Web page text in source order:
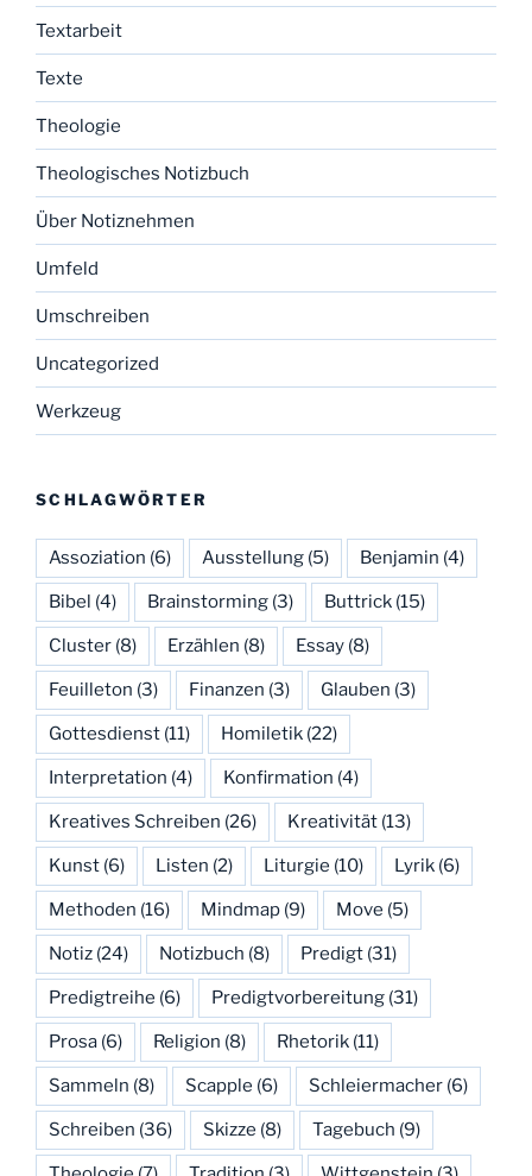
Textarbeit
Texte
Theologie
Theologisches Notizbuch
Über Notiznehmen
Umfeld
Umschreiben
Uncategorized
Werkzeug
SCHLAGWÖRTER
Assoziation (6) Ausstellung (5) Benjamin (4)
Bibel (4) Brainstorming (3) Buttrick (15)
Cluster (8) Erzählen (8) Essay (8)
Feuilleton (3) Finanzen (3) Glauben (3)
Gottesdienst (11) Homiletik (22)
Interpretation (4) Konfirmation (4)
Kreatives Schreiben (26) Kreativität (13)
Kunst (6) Listen (2) Liturgie (10) Lyrik (6)
Methoden (16) Mindmap (9) Move (5)
Notiz (24) Notizbuch (8) Predigt (31)
Predigtreihe (6) Predigtvorbereitung (31)
Prosa (6) Religion (8) Rhetorik (11)
Sammeln (8) Scapple (6) Schleiermacher (6)
Schreiben (36) Skizze (8) Tagebuch (9)